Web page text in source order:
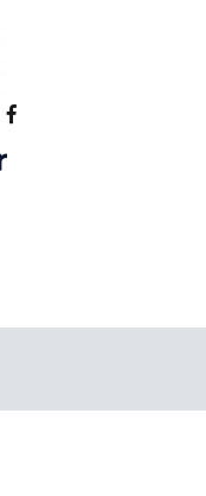
en
en Drôme Ardèche,